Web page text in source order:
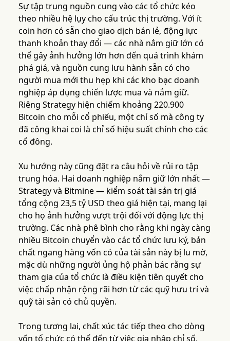
Sự tập trung nguồn cung vào các tổ chức kéo
theo nhiều hệ lụy cho cấu trúc thị trường. Với ít
coin hơn có sẵn cho giao dịch bán lẻ, động lực
thanh khoản thay đổi — các nhà nắm giữ lớn có
thể gây ảnh hưởng lớn hơn đến quá trình khám
phá giá, và nguồn cung lưu hành sẵn có cho
người mua mới thu hẹp khi các kho bạc doanh
nghiệp áp dụng chiến lược mua và nắm giữ.
Riêng Strategy hiện chiếm khoảng 220.900
Bitcoin cho mỗi cổ phiếu, một chỉ số mà công ty
đã công khai coi là chỉ số hiệu suất chính cho các
cổ đông.
Xu hướng này cũng đặt ra câu hỏi về rủi ro tập
trung hóa. Hai doanh nghiệp nắm giữ lớn nhất —
Strategy và Bitmine — kiểm soát tài sản trị giá
tổng cộng 23,5 tỷ USD theo giá hiện tại, mang lại
cho họ ảnh hưởng vượt trội đối với động lực thị
trường. Các nhà phê bình cho rằng khi ngày càng
nhiều Bitcoin chuyển vào các tổ chức lưu ký, bản
chất ngang hàng vốn có của tài sản này bị lu mờ,
mặc dù những người ủng hộ phản bác rằng sự
tham gia của tổ chức là điều kiện tiên quyết cho
việc chấp nhận rộng rãi hơn từ các quỹ hưu trí và
quỹ tài sản có chủ quyền.
Trong tương lai, chất xúc tác tiếp theo cho dòng
vốn tổ chức có thể đến từ việc gia nhập chỉ số.